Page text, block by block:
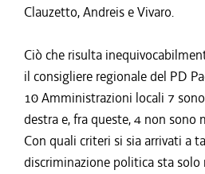
Clauzetto, Andreis e Vivaro.
Ciò che risulta
il consigliere regionale del PD
10 Amministrazioni locali 7
destra e, fra queste, 4 non sono
Con quali criteri si sia arrivati a
discriminazione politica sta solo